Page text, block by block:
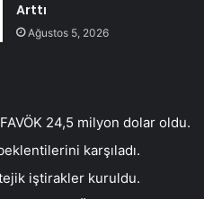
Arttı
Ağustos 5, 2026
24,5 milyon dolar oldu.
karşıladı.
iştirakler kuruldu.